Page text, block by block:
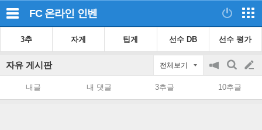
FC 온라인 인벤
3추 자게 팁게 선수 DB 선수 평가
자유 게시판 전체보기
공
지
on/off
검
색
글
쓰
내글 내 댓글 3추글 10추글